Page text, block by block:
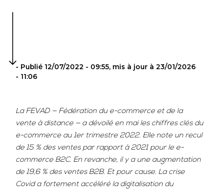
- Publié 12/07/2022 - 09:55, mis à jour à 23/01/2026
- 11:06
La FEVAD — Fédération du e-commerce et de la
vente à distance — a dévoilé en mai les chiffres clés du
e-commerce au 1er trimestre 2022. Elle note un recul
de 15 % des ventes par rapport à 2021 pour le e-
commerce B2C. En revanche, il y a une augmentation
de 19,6 % des ventes B2B. Et pour cause. La crise
Covid a fortement accéléré la digitalisation du